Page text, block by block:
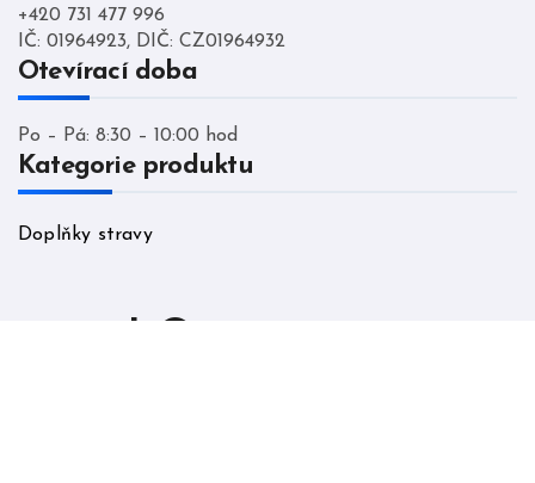
+420 731 477 996
IČ: 01964923, DIČ: CZ01964932
Otevírací doba
Po – Pá: 8:30 – 10:00 hod
Kategorie produktu
Doplňky stravy